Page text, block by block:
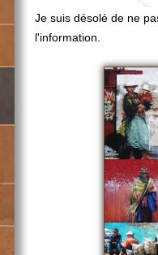
Je suis désolé de ne
l'information.